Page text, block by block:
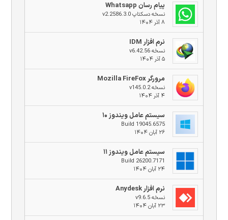
پیام رسان Whatsapp
نسخه دسکتاپ v2.2586.3.0
۸ آذر ۱۴۰۴
نرم افزار IDM
نسخه v6.42.56
۵ آذر ۱۴۰۴
مرورگر Mozilla FireFox
نسخه v145.0.2
۴ آذر ۱۴۰۴
سیستم عامل ویندوز ۱۰
Build 19045.6575
۲۶ آبان ۱۴۰۴
سیستم عامل ویندوز ۱۱
Build 26200.7171
۲۴ آبان ۱۴۰۴
نرم افزار Anydesk
نسخه v9.6.5
۲۳ آبان ۱۴۰۴